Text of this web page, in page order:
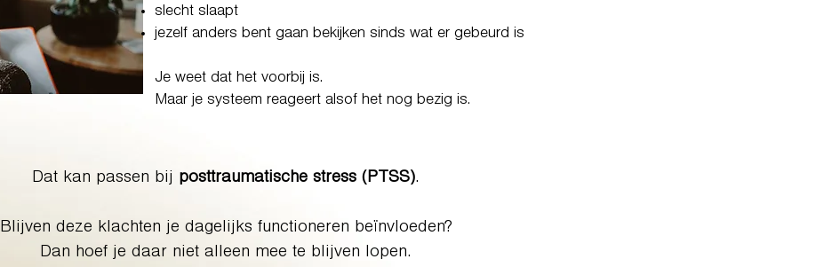
slecht slaapt
jezelf anders bent gaan bekijken sinds wat er gebeurd is
Je weet dat het voorbij is.
Maar je systeem reageert alsof het nog bezig is.
Dat kan passen bij posttraumatische stress (PTSS).
Blijven deze klachten je dagelijks functioneren beïnvloeden?
Dan hoef je daar niet alleen mee te blijven lopen.